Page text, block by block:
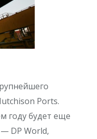
Ports.
году будет еще
DP World,